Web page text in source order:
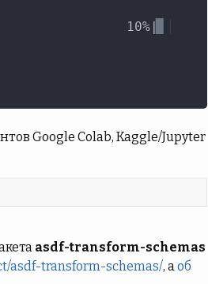
Google Colab, Kaggle/Jupyter
asdf-transform-schemas
asdf-transform-schemas/, аоб